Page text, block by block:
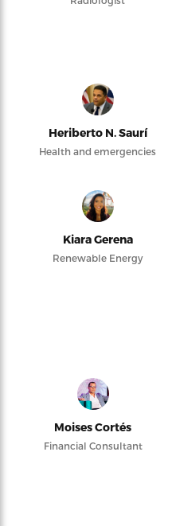
Heriberto N. Saurí
Health and emergencies
Kiara Gerena
Renewable Energy
Moises Cortés
Financial Consultant